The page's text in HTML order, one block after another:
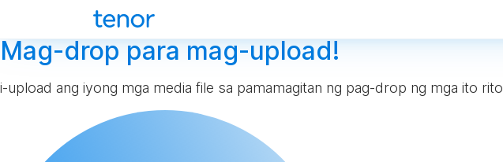
Mag-drop para mag-upload!
i-upload ang iyong mga media file sa pamamagitan ng pag-drop ng mga ito rito